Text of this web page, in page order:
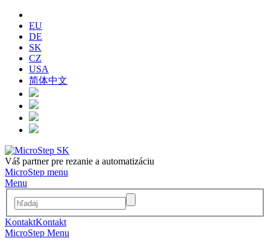
EU
DE
SK
CZ
USA
简体中文
Váš partner pre rezanie a automatizáciu
MicroStep menu
Menu
KontaktKontakt
MicroStep Menu